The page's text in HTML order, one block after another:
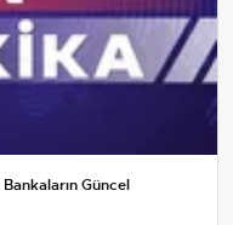
Güncel